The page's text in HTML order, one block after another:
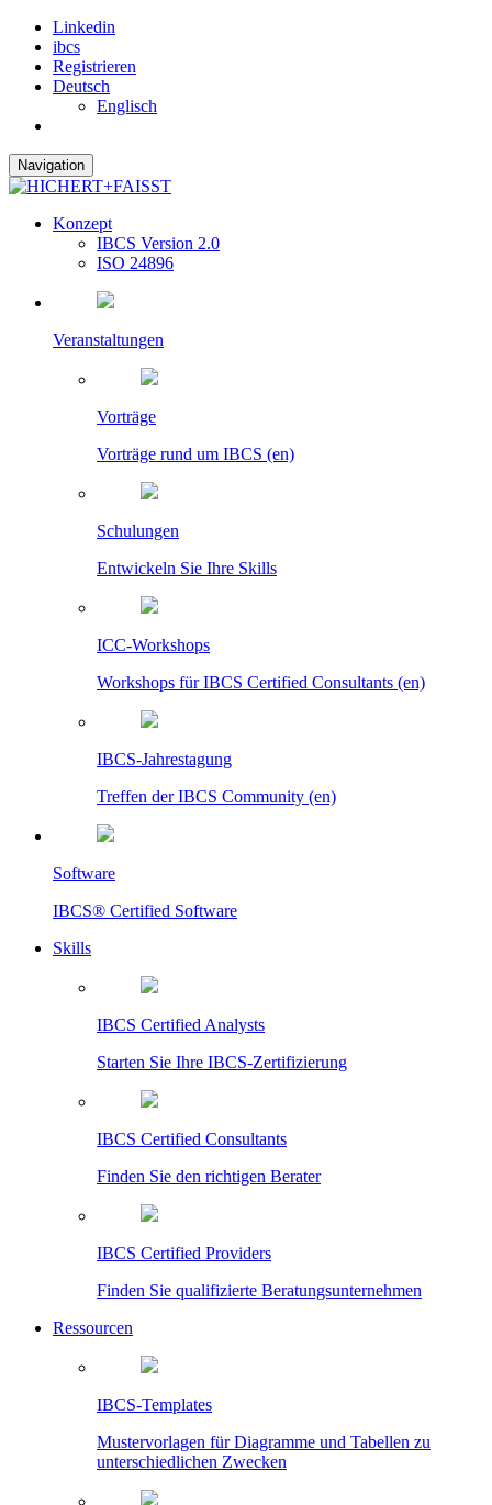
Linkedin
ibcs
Registrieren
Deutsch
Englisch
Navigation
Konzept
IBCS Version 2.0
ISO 24896
Veranstaltungen
Vorträge
Vorträge rund um IBCS (en)
Schulungen
Entwickeln Sie Ihre Skills
ICC-Workshops
Workshops für IBCS Certified Consultants (en)
IBCS-Jahrestagung
Treffen der IBCS Community (en)
Software
IBCS® Certified Software
Skills
IBCS Certified Analysts
Starten Sie Ihre IBCS-Zertifizierung
IBCS Certified Consultants
Finden Sie den richtigen Berater
IBCS Certified Providers
Finden Sie qualifizierte Beratungsunternehmen
Ressourcen
IBCS-Templates
Mustervorlagen für Diagramme und Tabellen zu
unterschiedlichen Zwecken